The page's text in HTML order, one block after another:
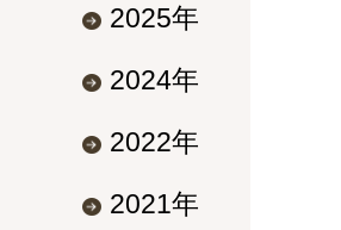
2025年
2024年
2022年
2021年